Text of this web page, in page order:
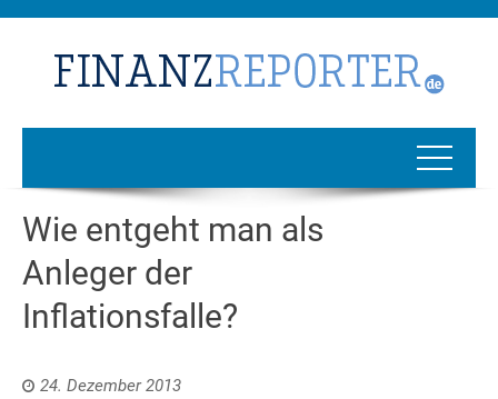
Wie entgeht man als
Anleger der
Inflationsfalle?
24. Dezember 2013